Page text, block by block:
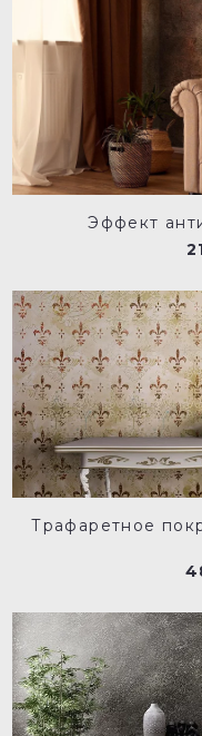
Эффект
Трафаретное